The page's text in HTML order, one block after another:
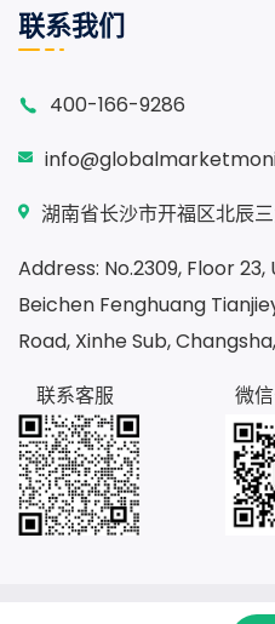
联系我们
400-166-9286
湖南省长沙市开福区北辰三
Address: No.2309, Floor 23,
Beichen Fenghuang
Road, Xinhe Sub,
联系客服
微
湖南贝